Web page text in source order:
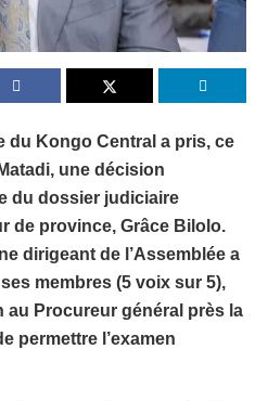
du Kongo Central a pris, ce
une décision
du dossier judiciaire
de province, Grâce Bilolo.
dirigeant de l’Assemblée a
membres (5 voix sur 5),
au Procureur général près la
permettre l’examen